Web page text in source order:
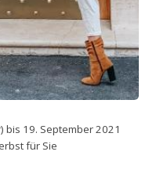
bis 19. September 2021
für Sie